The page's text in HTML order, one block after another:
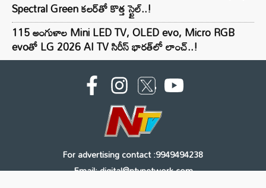
Spectral Green కలర్‌తో కొత్త స్టైల్..!
115 అంగుళాల Mini LED TV, OLED evo, Micro RGB
evoతో LG 2026 AI TV సిరీస్ భారత్‌లో లాంచ్..!
For advertising contact :9949494238
Email: digital@ntvnetwork.com